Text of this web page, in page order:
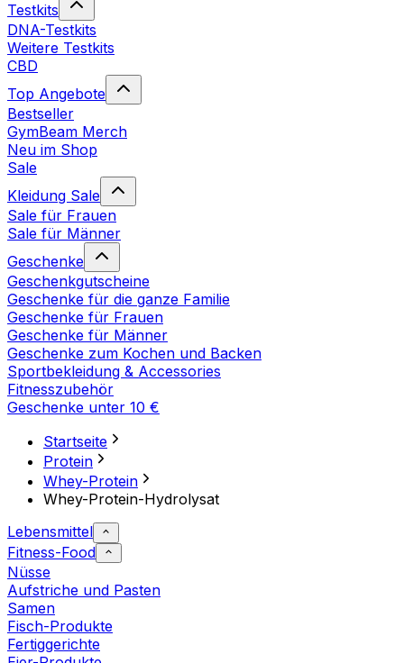
Testkits
DNA-Testkits
Weitere Testkits
CBD
Top Angebote
Bestseller
GymBeam Merch
Neu im Shop
Sale
Kleidung Sale
Sale für Frauen
Sale für Männer
Geschenke
Geschenkgutscheine
Geschenke für die ganze Familie
Geschenke für Frauen
Geschenke für Männer
Geschenke zum Kochen und Backen
Sportbekleidung & Accessories
Fitnesszubehör
Geschenke unter 10 €
Startseite
Protein
Whey-Protein
Whey-Protein-Hydrolysat
Lebensmittel
Fitness-Food
Nüsse
Aufstriche und Pasten
Samen
Fisch-Produkte
Fertiggerichte